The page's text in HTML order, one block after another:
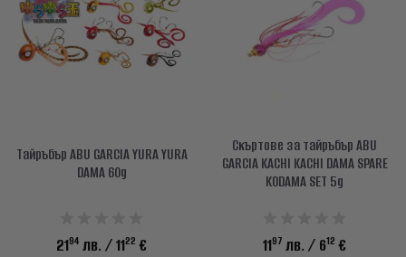
info@waves.bg
Тайръбър ABU GARCIA YURA YURA
DAMA 60g
2194 лв. / 1122 €
Скъртове за тайръбър ABU
GARCIA KACHI KACHI DAMA SPARE
KODAMA SET 5g
1197 лв. / 612 €